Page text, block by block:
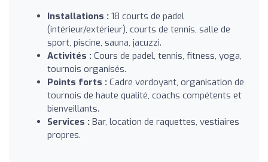
Installations : 18 courts de padel
(intérieur/extérieur), courts de tennis, salle de
sport, piscine, sauna, jacuzzi.
Activités : Cours de padel, tennis, fitness, yoga,
tournois organisés.
Points forts : Cadre verdoyant, organisation de
tournois de haute qualité, coachs compétents et
bienveillants.
Services : Bar, location de raquettes, vestiaires
propres.